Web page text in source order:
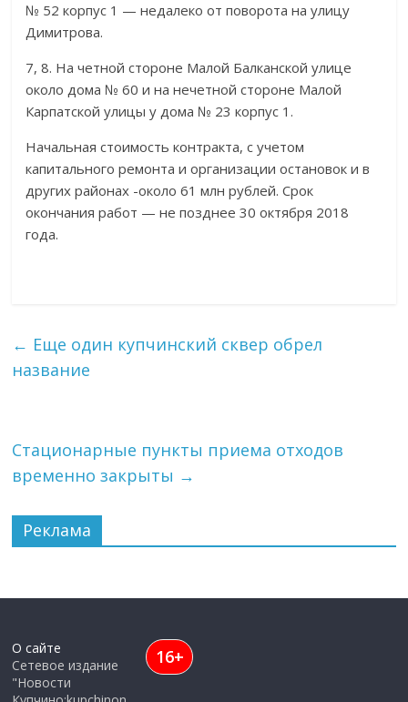
№ 52 корпус 1 — недалеко от поворота на улицу
Димитрова.
7, 8. На четной стороне Малой Балканской улице
около дома № 60 и на нечетной стороне Малой
Карпатской улицы у дома № 23 корпус 1.
Начальная стоимость контракта, с учетом
капитального ремонта и организации остановок и в
других районах -около 61 млн рублей. Срок
окончания работ — не позднее 30 октября 2018
года.
← Еще один купчинский сквер обрел
название
Стационарные пункты приема отходов
временно закрыты →
Реклама
О сайте
Сетевое издание
"Новости
16+